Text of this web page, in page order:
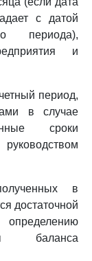
с датой
периода),
и
период,
в случае
сроки
в
достаточной
баланса